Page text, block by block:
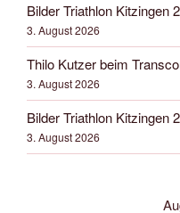
Bilder Triathlon Kitzingen
3. August 2026
Thilo Kutzer beim
3. August 2026
Bilder Triathlon Kitzingen
3. August 2026